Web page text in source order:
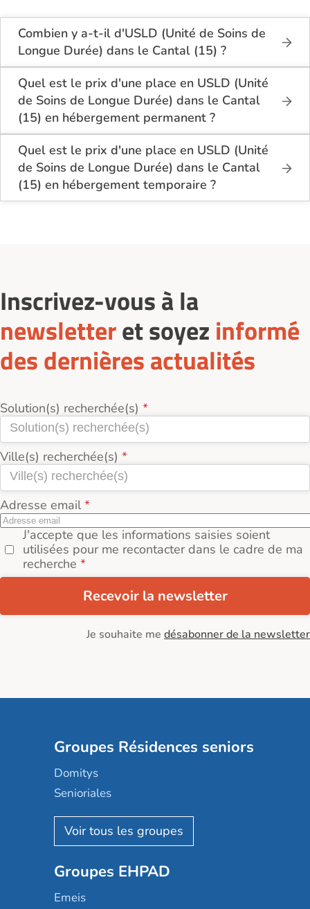
Combien y a-t-il d'USLD (Unité de Soins de
Longue Durée) dans le Cantal (15) ?
Sur le site Logement-seniors.com, on recense
actuellement 8 USLD (Unité de Soins de Longue
Durée) dans le Cantal (15).
Quel est le prix d'une place en USLD (Unité
de Soins de Longue Durée) dans le Cantal
(15) en hébergement permanent ?
En hébergement permanent, le coût d'une chambre
simple en USLD (Unité de Soins de Longue Durée)
dans le Cantal (15) se situe entre 1 500€ et 2 823€
par mois.
Pour une chambre double, les prix varient de 1
de Soins de Longue Durée) dans le Cantal (15) se
situe autour de 1 876€ par mois, et 1 520€ / pers.
par mois pour une chambre double.
Quel est le prix d'une place en USLD (Unité
de Soins de Longue Durée) dans le Cantal
(15) en hébergement temporaire ?
En hébergement temporaire, le tarif minimum en
Inscrivez-vous à la
newsletteret soyez informé
des dernières actualités
Solution(s) recherchée(s)
Ville(s) recherchée(s)
Adresse email
J'accepte que les informations saisies soient
utilisées pour me recontacter dans le cadre de ma
recherche
Recevoir la newsletter
Je souhaite me désabonner de la newsletter
Groupes Résidences seniors
Domitys
Senioriales
Nohée
Les Résidentiels
Mobicap
Domusvi
Groupes EHPAD
Emeis